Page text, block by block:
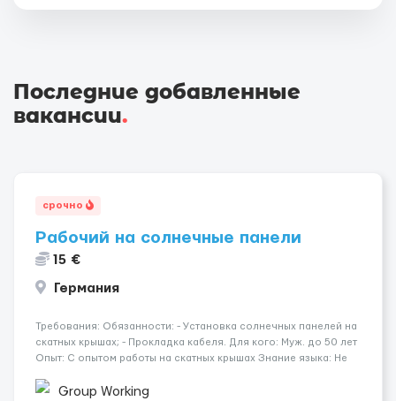
Последние добавленные
вакансии.
срочно
Рабочий на солнечные панели
15 €
Германия
Требования: Обязанности: - Установка солнечных панелей на
скатных крышах; - Прокладка кабеля. Для кого: Муж. до 50 лет
Опыт: С опытом работы на скатных крышах Знание языка: Не
Германия, Буцбах Условия...
Group Working